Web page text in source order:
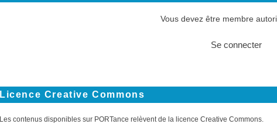
Vous devez être membre
Se connecter
Licence Creative Commons
Les contenus disponibles sur PORTance relèvent de la licence Creative Commons.